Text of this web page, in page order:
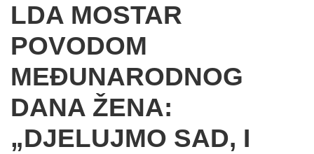
LDA MOSTAR
POVODOM
MEĐUNARODNOG
DANA ŽENA:
„DJELUJMO SAD, I